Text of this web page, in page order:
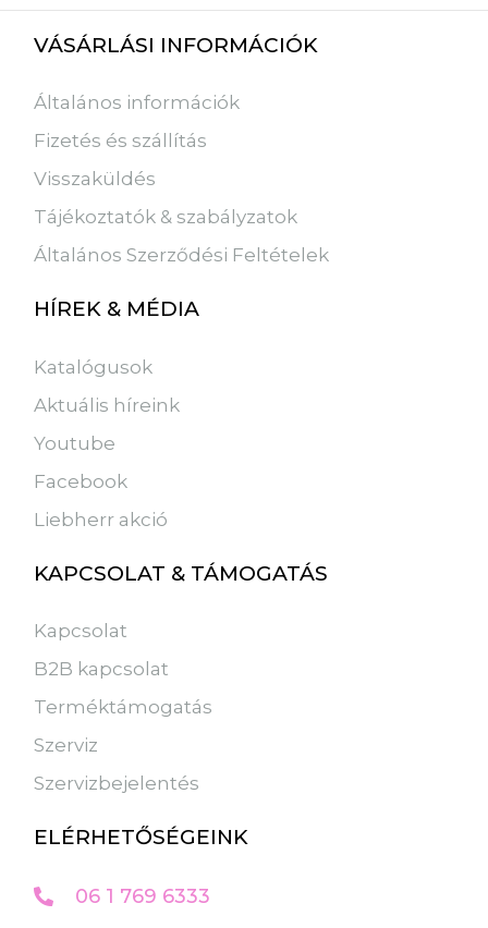
VÁSÁRLÁSI INFORMÁCIÓK
Általános információk
Fizetés és szállítás
Visszaküldés
Tájékoztatók & szabályzatok
Általános Szerződési Feltételek
HÍREK & MÉDIA
Katalógusok
Aktuális híreink
Youtube
Facebook
Liebherr akció
KAPCSOLAT & TÁMOGATÁS
Kapcsolat
B2B kapcsolat
Terméktámogatás
Szerviz
Szervizbejelentés
ELÉRHETŐSÉGEINK
06 1 769 6333